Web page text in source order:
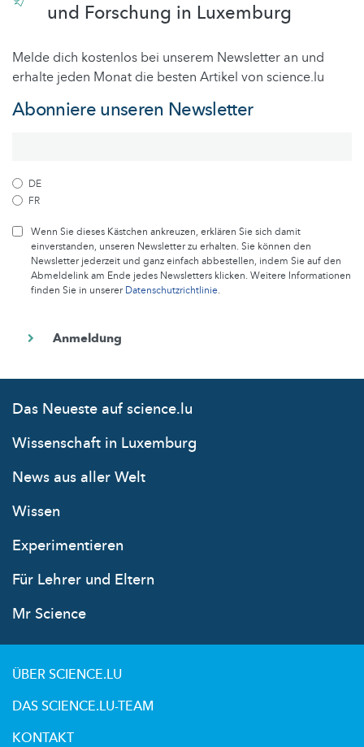
und Forschung in Luxemburg
Melde dich kostenlos bei unserem Newsletter an und
erhalte jeden Monat die besten Artikel von science.lu
Abonniere unseren Newsletter
DE
FR
Wenn Sie dieses Kästchen ankreuzen, erklären Sie sich damit
einverstanden, unseren Newsletter zu erhalten. Sie können den
Newsletter jederzeit und ganz einfach abbestellen, indem Sie auf den
Abmeldelink am Ende jedes Newsletters klicken. Weitere Informationen
finden Sie in unsererDatenschutzrichtlinie.
Das Neueste auf science.lu
Wissenschaft in Luxemburg
News aus aller Welt
Wissen
Experimentieren
Für Lehrer und Eltern
Mr Science
ÜBER SCIENCE.LU
DAS SCIENCE.LU-TEAM
KONTAKT